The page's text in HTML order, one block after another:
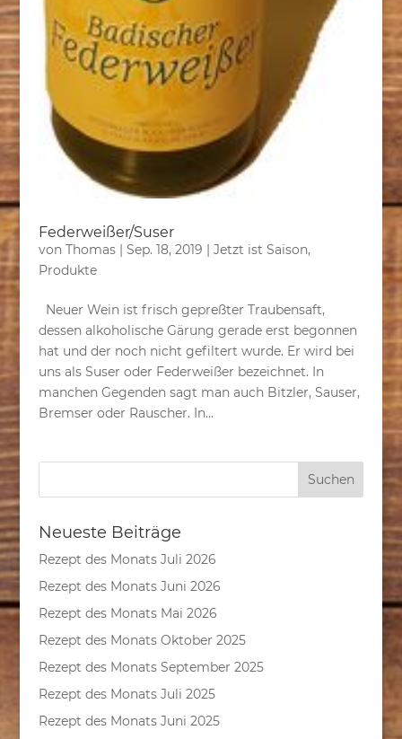
Federweißer/Suser
von Thomas| Sep. 18, 2019 | Jetzt ist Saison,
Produkte
Neuer Wein ist frisch gepreßter Traubensaft,
dessen alkoholische Gärung gerade erst begonnen
hat und der noch nicht gefiltert wurde. Er wird bei
uns als Suser oder Federweißer bezeichnet. In
manchen Gegenden sagt man auch Bitzler, Sauser,
Bremser oder Rauscher. In...
Neueste Beiträge
Rezept des Monats Juli 2026
Rezept des Monats Juni 2026
Rezept des Monats Mai 2026
Rezept des Monats Oktober 2025
Rezept des Monats September 2025
Rezept des Monats Juli 2025
Rezept des Monats Juni 2025